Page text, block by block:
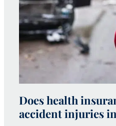
Does health
accident injuries